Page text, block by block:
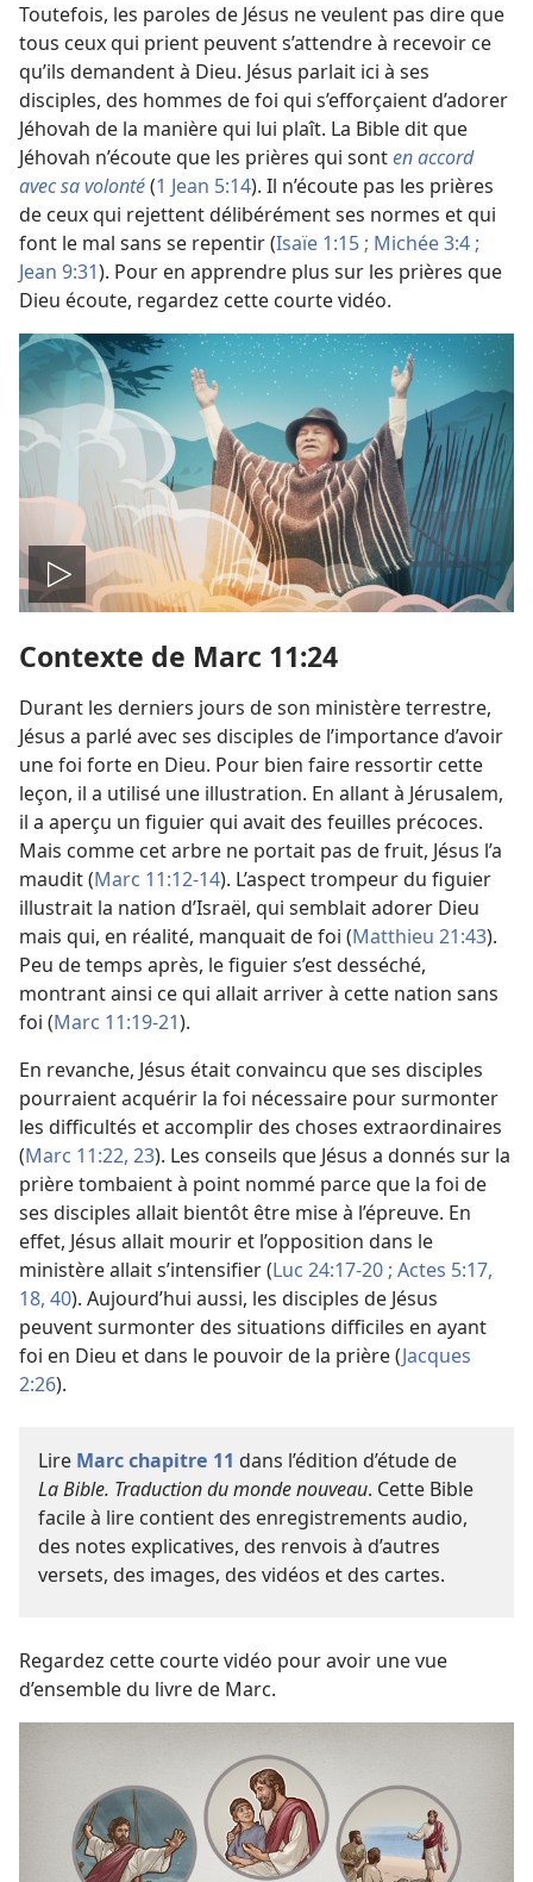
Toutefois, les paroles de Jésus ne veulent pas dire que
tous ceux qui prient peuvent s’attendre à recevoir ce
qu’ils demandent à Dieu. Jésus parlait ici à ses
disciples, des hommes de foi qui s’efforçaient d’adorer
Jéhovah de la manière qui lui plaît. La Bible dit que
Jéhovah n’écoute que les prières qui sonten accord
avec sa volonté(1 Jean 5:14). Il n’écoute pas les prières
de ceux qui rejettent délibérément ses normes et qui
font le mal sans se repentir (Isaïe 1:15 ; Michée 3:4 ;
Jean 9:31). Pour en apprendre plus sur les prières que
Dieu écoute, regardez cette courte vidéo.
Lire
la
vidéo
Contexte de Marc 11:24
Durant les derniers jours de son ministère terrestre,
Jésus a parlé avec ses disciples de l’importance d’avoir
une foi forte en Dieu. Pour bien faire ressortir cette
leçon, il a utilisé une illustration. En allant à Jérusalem,
il a aperçu un figuier qui avait des feuilles précoces.
Mais comme cet arbre ne portait pas de fruit, Jésus l’a
maudit (Marc 11:12-14). L’aspect trompeur du figuier
illustrait la nation d’Israël, qui semblait adorer Dieu
mais qui, en réalité, manquait de foi (Matthieu 21:43).
Peu de temps après, le figuier s’est desséché,
montrant ainsi ce qui allait arriver à cette nation sans
foi (Marc 11:19-21).
En revanche, Jésus était convaincu que ses disciples
pourraient acquérir la foi nécessaire pour surmonter
les difficultés et accomplir des choses extraordinaires
(Marc 11:22, 23). Les conseils que Jésus a donnés sur la
prière tombaient à point nommé parce que la foi de
ses disciples allait bientôt être mise à l’épreuve. En
effet, Jésus allait mourir et l’opposition dans le
ministère allait s’intensifier (Luc 24:17-20 ; Actes 5:17,
18, 40). Aujourd’hui aussi, les disciples de Jésus
peuvent surmonter des situations difficiles en ayant
foi en Dieu et dans le pouvoir de la prière (Jacques
2:26).
Lire Marc chapitre 11 dans l’édition d’étude de
La Bible. Traduction du monde nouveau. Cette Bible
facile à lire contient des enregistrements audio,
des notes explicatives, des renvois à d’autres
versets, des images, des vidéos et des cartes.
Regardez cette courte vidéo pour avoir une vue
d’ensemble du livre de Marc.